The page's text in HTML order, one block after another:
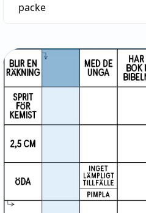
packe